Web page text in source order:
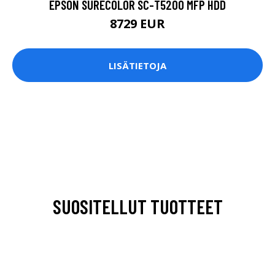
EPSON SURECOLOR SC-T5200 MFP HDD
8729 EUR
LISÄTIETOJA
SUOSITELLUT TUOTTEET